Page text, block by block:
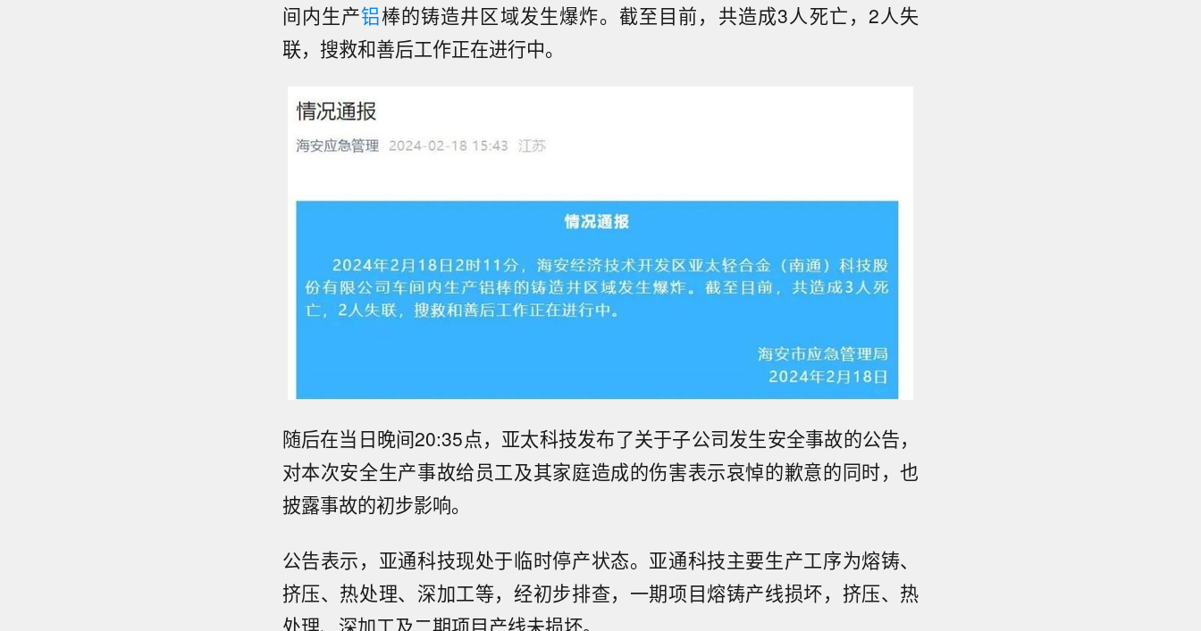
间内生产铝棒的铸造井区域发生爆炸。截至目前，共造成3人死亡，2人失
联，搜救和善后工作正在进行中。
随后在当日晚间20:35点，亚太科技发布了关于子公司发生安全事故的公告，
对本次安全生产事故给员工及其家庭造成的伤害表示哀悼的歉意的同时，也
披露事故的初步影响。
公告表示，亚通科技现处于临时停产状态。亚通科技主要生产工序为熔铸、
挤压、热处理、深加工等，经初步排查，一期项目熔铸产线损坏，挤压、热